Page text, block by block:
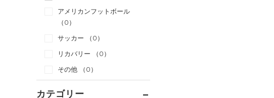
アメリカンフットボール
（0）
サッカー
（0）
リカバリー
（0）
その他
（0）
カテゴリー